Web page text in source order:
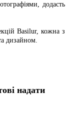
додасть
Basilur, кожна з
дизайном.
надати